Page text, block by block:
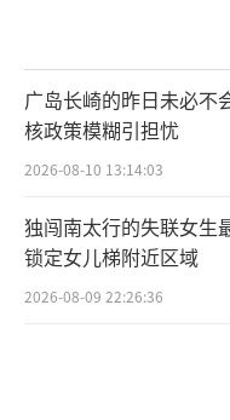
广岛长崎的昨日未必不
核政策模糊引担忧
2026-08-10 13:14:03
独闯南太行的失联女生
锁定女儿梯附近区域
2026-08-09 22:26:36